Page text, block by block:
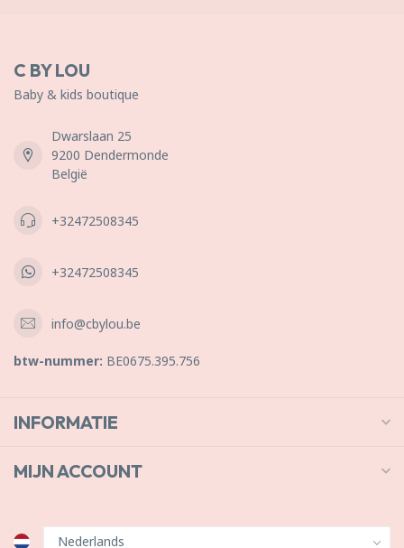
C BY LOU
Baby & kids boutique
Dwarslaan 25
9200 Dendermonde
België
+32472508345
+32472508345
info@cbylou.be
btw-nummer: BE0675.395.756
INFORMATIE
MIJN ACCOUNT